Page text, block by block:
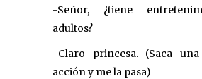
-Señor, ¿tiene
adultos?
-Claro princesa. (Saca
acción y me la pasa)